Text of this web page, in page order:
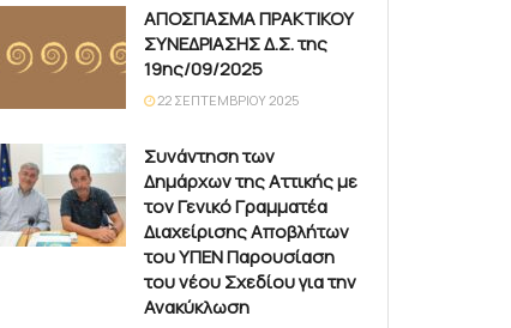
ΑΠΟΣΠΑΣΜΑ ΠΡΑΚΤΙΚΟΥ
ΣΥΝΕΔΡΙΑΣΗΣ Δ.Σ. της
19ης/09/2025
22 ΣΕΠΤΕΜΒΡΊΟΥ 2025
Συνάντηση των
Δημάρχων της Αττικής με
τον Γενικό Γραμματέα
Διαχείρισης Αποβλήτων
του ΥΠΕΝ Παρουσίαση
του νέου Σχεδίου για την
Ανακύκλωση